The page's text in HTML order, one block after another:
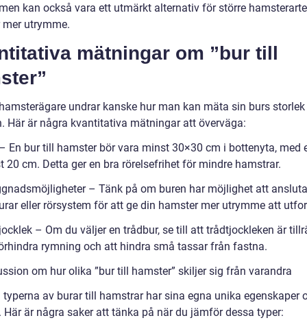
kan också vara ett utmärkt alternativ för större
mer utrymme.
mätningar om ”bur till
undrar kanske hur man kan mäta sin burs
Här är några kvantitativa mätningar att överväga:
En bur till hamster bör vara minst 30×30 cm i bottenyta, med
20 cm. Detta ger en bra rörelsefrihet för mindre hamstrar.
– Tänk på om buren har möjlighet att
eller rörsystem för att ge din hamster mer utrymme att
– Om du väljer en trådbur, se till att trådtjockleken är
rymning och att hindra små tassar från fastna.
om hur olika ”bur till hamster” skiljer sig från varandra
typerna av burar till hamstrar har sina egna unika egenskaper
Här är några saker att tänka på när du jämför dessa typer: